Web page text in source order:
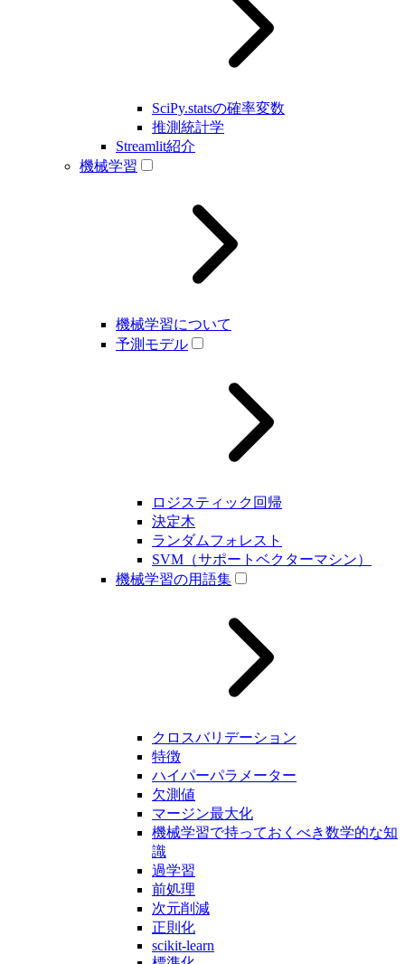
SciPy.statsの確率変数
推測統計学
Streamlit紹介
機械学習
機械学習について
予測モデル
ロジスティック回帰
決定木
ランダムフォレスト
SVM（サポートベクターマシン）
機械学習の用語集
クロスバリデーション
特徴
ハイパーパラメーター
欠測値
マージン最大化
機械学習で持っておくべき数学的な知
識
過学習
前処理
次元削減
正則化
scikit-learn